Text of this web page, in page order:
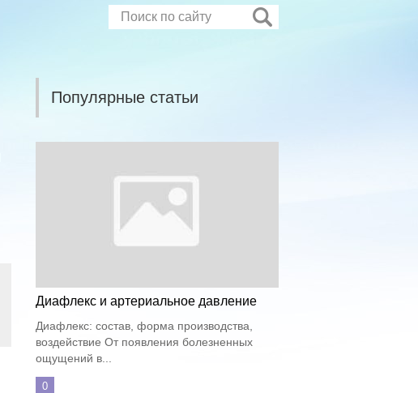
Популярные статьи
Диафлекс и артериальное давление
Диафлекс: состав, форма производства,
воздействие От появления болезненных
ощущений в...
0